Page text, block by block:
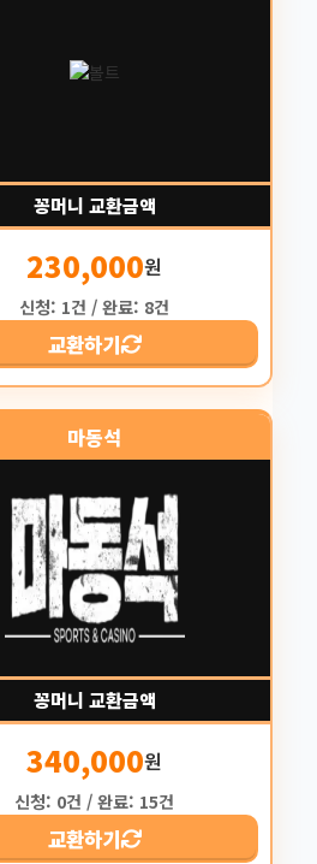
꽁머니 교환금액
230,000원
신청: 1건 / 완료: 8건
교환하기
마동석
꽁머니 교환금액
340,000원
신청: 0건 / 완료: 15건
교환하기